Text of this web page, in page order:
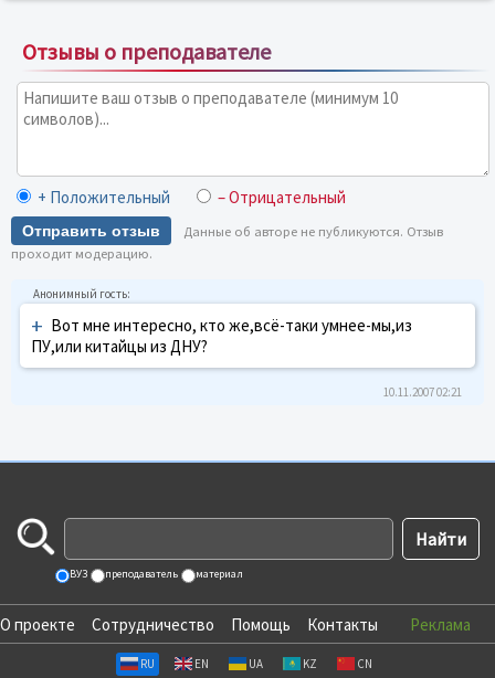
Отзывы о преподавателе
+ Положительный – Отрицательный
Отправить отзыв
Данные об авторе не публикуются. Отзыв
проходит модерацию.
+ Вот мне интересно, кто же,всё-таки умнее-мы,из
ПУ,или китайцы из ДНУ?
10.11.2007 02:21
ВУЗ преподаватель материал
О проекте Сотрудничество Помощь Контакты Реклама
RU EN UA KZ CN